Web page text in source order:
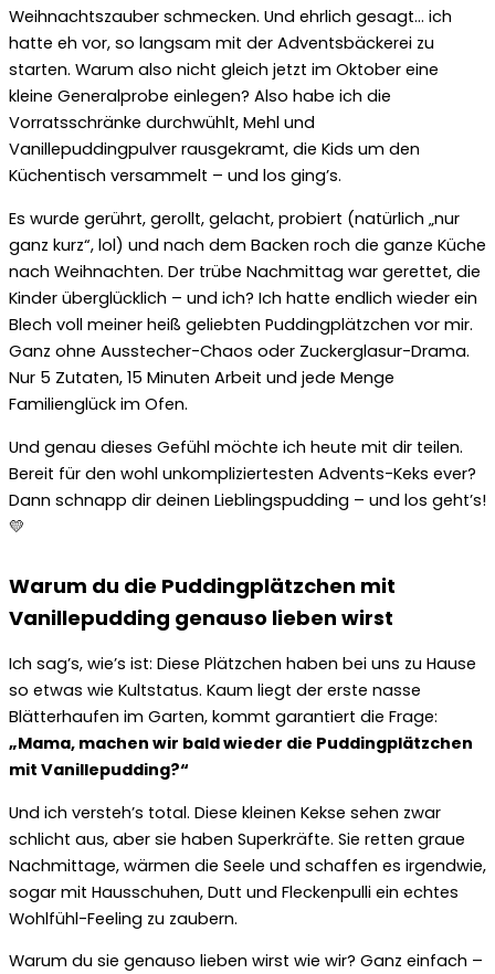
Weihnachtszauber schmecken. Und ehrlich gesagt… ich
hatte eh vor, so langsam mit der Adventsbäckerei zu
starten. Warum also nicht gleich jetzt im Oktober eine
kleine Generalprobe einlegen? Also habe ich die
Vorratsschränke durchwühlt, Mehl und
Vanillepuddingpulver rausgekramt, die Kids um den
Küchentisch versammelt – und los ging’s.
Es wurde gerührt, gerollt, gelacht, probiert (natürlich „nur
ganz kurz“, lol) und nach dem Backen roch die ganze Küche
nach Weihnachten. Der trübe Nachmittag war gerettet, die
Kinder überglücklich – und ich? Ich hatte endlich wieder ein
Blech voll meiner heiß geliebten Puddingplätzchen vor mir.
Ganz ohne Ausstecher-Chaos oder Zuckerglasur-Drama.
Nur 5 Zutaten, 15 Minuten Arbeit und jede Menge
Familienglück im Ofen.
Und genau dieses Gefühl möchte ich heute mit dir teilen.
Bereit für den wohl unkompliziertesten Advents-Keks ever?
Dann schnapp dir deinen Lieblingspudding – und los geht’s!
💛
Warum du die Puddingplätzchen mit
Vanillepudding genauso lieben wirst
Ich sag’s, wie’s ist: Diese Plätzchen haben bei uns zu Hause
so etwas wie Kultstatus. Kaum liegt der erste nasse
Blätterhaufen im Garten, kommt garantiert die Frage:
„Mama, machen wir bald wieder die Puddingplätzchen
mit Vanillepudding?“
Und ich versteh’s total. Diese kleinen Kekse sehen zwar
schlicht aus, aber sie haben Superkräfte. Sie retten graue
Nachmittage, wärmen die Seele und schaffen es irgendwie,
sogar mit Hausschuhen, Dutt und Fleckenpulli ein echtes
Wohlfühl-Feeling zu zaubern.
Warum du sie genauso lieben wirst wie wir? Ganz einfach –